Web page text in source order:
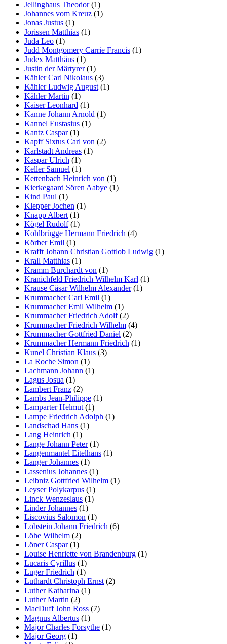
Jellinghaus Theodor(1)
Johannes vom Kreuz (1)
Jonas Justus (1)
Jorissen Matthias (1)
Juda Leo (1)
Judd Montgomery Carrie Francis (1)
Judex Matthäus (1)
Justin der Märtyrer(1)
Kähler Carl Nikolaus (3)
Kähler Ludwig August (1)
Kähler Martin (1)
Kaiser Leonhard (1)
Kanne Johann Arnold (1)
Kannel Eustasius (1)
Kantz Caspar(1)
Kapff Sixtus Carl von (2)
Karlstadt Andreas (1)
Kaspar Ulrich (1)
Keller Samuel (1)
Kettenbach Heinrich von (1)
Kierkegaard Sören Aabye (1)
Kind Paul (1)
Klepper Jochen (1)
Knapp Albert (1)
Kögel Rudolf(1)
Kohlbrügge Hermann Friedrich (4)
Körber Emil (1)
Krafft Johann Christian Gottlob Ludwig (1)
Krall Matthias (1)
Kramm Burchardt von (1)
Kranichfeld Friedrich Wilhelm Karl (1)
Krause Cäsar Wilhelm Alexander(1)
Krummacher Carl Emil (1)
Krummacher Emil Wilhelm (1)
Krummacher Friedrich Adolf(2)
Krummacher Friedrich Wilhelm (4)
Krummacher Gottfried Daniel (2)
Krummacher Hermann Friedrich (1)
Kunel Christian Klaus (3)
La Roche Simon (1)
Lachmann Johann (1)
Lagus Josua (1)
Lambert Franz (2)
Lambs Jean-Philippe (1)
Lamparter Helmut (1)
Lampe Friedrich Adolph (1)
Landschad Hans (1)
Lang Heinrich (1)
Lange Johann Peter(1)
Langenmantel Eitelhans (1)
Langer Johannes (1)
Lassenius Johannes (1)
Leibniz Gottfried Wilhelm (1)
Leyser Polykarpus (1)
Linck Wenzeslaus (1)
Linder Johannes (1)
Liscovius Salomon (1)
Lobstein Johann Friedrich (6)
Löhe Wilhelm (2)
Löner Caspar(1)
Louise Henriette von Brandenburg (1)
Lucaris Cyrillus (1)
Luger Friedrich (1)
Luthardt Christoph Ernst (2)
Luther Katharina (1)
Luther Martin (2)
MacDuff John Ross (7)
Magnus Albertus (1)
Major Charles Forsythe (1)
Major Georg (1)